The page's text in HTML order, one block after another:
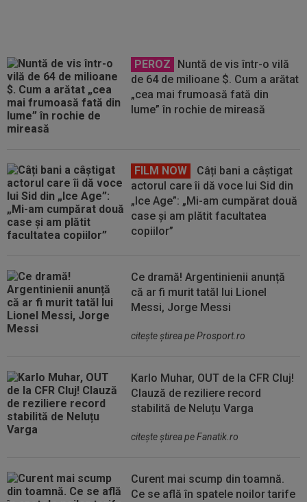
PEROZ
Nuntă de vis într-o vilă
de 64 de milioane $. Cum a arătat
„cea mai frumoasă fată din
lume” în rochie de mireasă
FILM NOW
Câți bani a câștigat
actorul care îi dă voce lui Sid din
„Ice Age”: „Mi-am cumpărat două
case și am plătit facultatea
copiilor”
Ce dramă! Argentinienii anunță
că ar fi murit tatăl lui Lionel
Messi, Jorge Messi
citeşte ştirea pe Prosport.ro
Karlo Muhar, OUT de la CFR Cluj!
Clauză de reziliere record
stabilită de Neluțu Varga
citeşte ştirea pe Fanatik.ro
Curent mai scump din toamnă.
Ce se află în spatele noilor tarife